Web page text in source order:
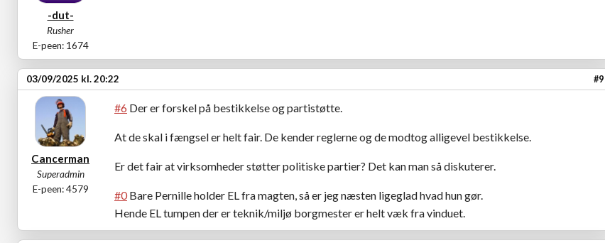
-dut-
Rusher
E-peen: 1674
03/09/2025 kl. 20:22 #9
Cancerman
Superadmin
E-peen: 4579
#6 Der er forskel på bestikkelse og partistøtte.
At de skal i fængsel er helt fair. De kender reglerne og de modtog alligevel bestikkelse.
Er det fair at virksomheder støtter politiske partier? Det kan man så diskuterer.
#0Bare Pernille holder EL fra magten, så er jeg næsten ligeglad hvad hun gør.
Hende EL tumpen der er teknik/miljø borgmester er helt væk fra vinduet.